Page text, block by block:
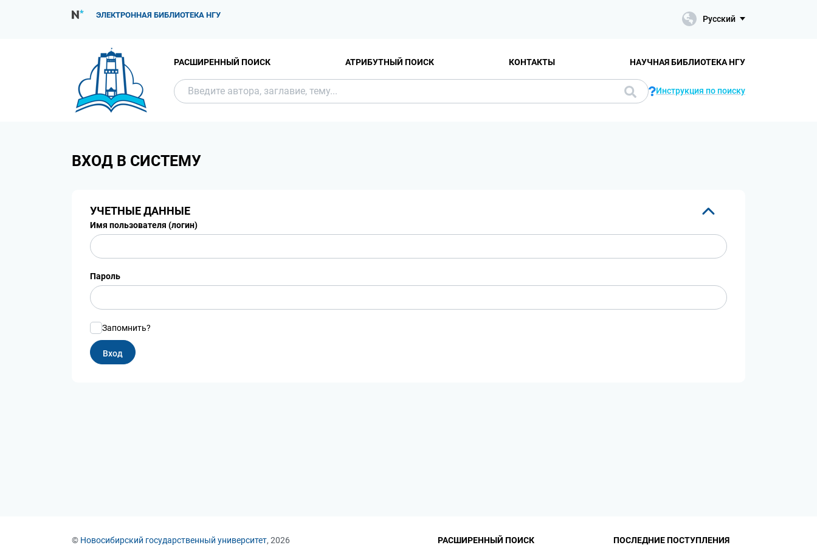
ЭЛЕКТРОННАЯ БИБЛИОТЕКА НГУ Русский
РАСШИРЕННЫЙ ПОИСК АТРИБУТНЫЙ ПОИСК КОНТАКТЫ НАУЧНАЯ БИБЛИОТЕКА НГУ
Инструкция по поиску
ВХОД В СИСТЕМУ
УЧЕТНЫЕ ДАННЫЕ
Имя пользователя (логин)
Пароль
Запомнить?
© Новосибирский государственный университет, 2026 РАСШИРЕННЫЙ ПОИСК ПОСЛЕДНИЕ ПОСТУПЛЕНИЯ